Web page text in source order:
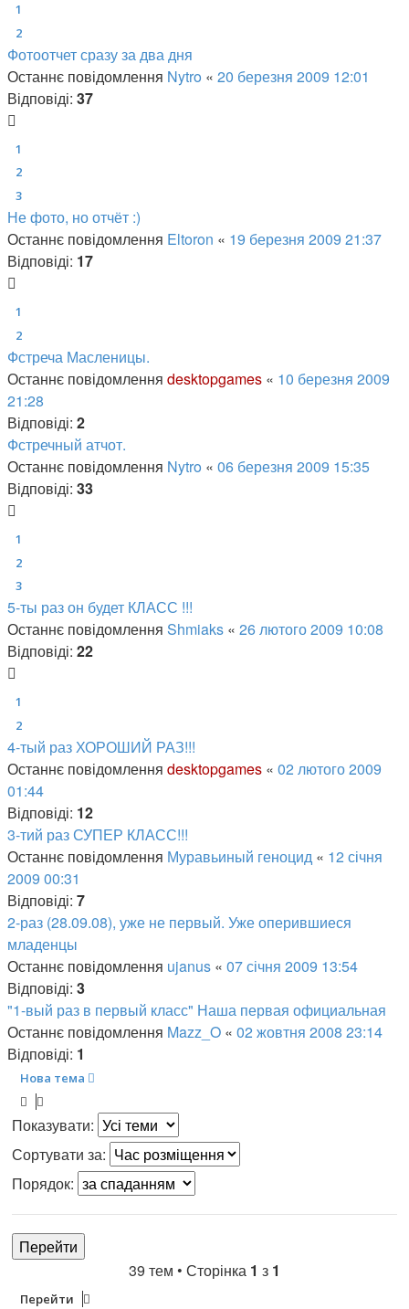
1
2
Фотоотчет сразу за два дня
Останнє повідомлення Nytro « 20 березня 2009 12:01
Відповіді: 37
1
2
3
Не фото, но отчёт :)
Останнє повідомлення Eltoron « 19 березня 2009 21:37
Відповіді: 17
1
2
Фстреча Масленицы.
Останнє повідомлення desktopgames « 10 березня 2009
21:28
Відповіді: 2
Фстречный атчот.
Останнє повідомлення Nytro « 06 березня 2009 15:35
Відповіді: 33
1
2
3
5-ты раз он будет КЛАСС !!!
Останнє повідомлення Shmiaks « 26 лютого 2009 10:08
Відповіді: 22
1
2
4-тый раз ХОРОШИЙ РАЗ!!!
Останнє повідомлення desktopgames « 02 лютого 2009
01:44
Відповіді: 12
3-тий раз СУПЕР КЛАСС!!!
Останнє повідомлення Муравьиный геноцид « 12 січня
2009 00:31
Відповіді: 7
2-раз (28.09.08), уже не первый. Уже оперившиеся
младенцы
Останнє повідомлення ujanus « 07 січня 2009 13:54
Відповіді: 3
"1-вый раз в первый класс" Наша первая официальная
Останнє повідомлення Mazz_O « 02 жовтня 2008 23:14
Відповіді: 1
Нова тема
Показувати:
Сортувати за:
Порядок:
39 тем • Сторінка 1 з 1
Перейти